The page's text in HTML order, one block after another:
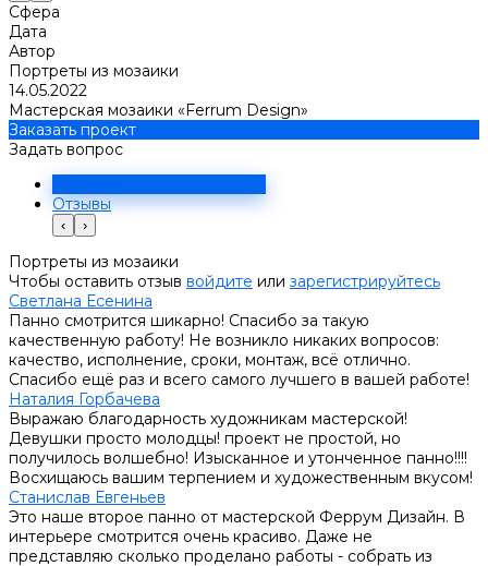
Сфера
Дата
Автор
Портреты из мозаики
14.05.2022
Мастерская мозаики «Ferrum Design»
Заказать проект
Задать вопрос
Отзывы
‹ ›
Портреты из мозаики
Чтобы оставить отзыв войдите или зарегистрируйтесь
Светлана Есенина
Панно смотрится шикарно! Спасибо за такую
качественную работу! Не возникло никаких вопросов:
качество, исполнение, сроки, монтаж, всё отлично.
Спасибо ещё раз и всего самого лучшего в вашей работе!
Наталия Горбачева
Выражаю благодарность художникам мастерской!
Девушки просто молодцы! проект не простой, но
получилось волшебно! Изысканное и утонченное панно!!!!
Восхищаюсь вашим терпением и художественным вкусом!
Станислав Евгеньев
Это наше второе панно от мастерской Феррум Дизайн. В
интерьере смотрится очень красиво. Даже не
представляю сколько проделано работы - собрать из